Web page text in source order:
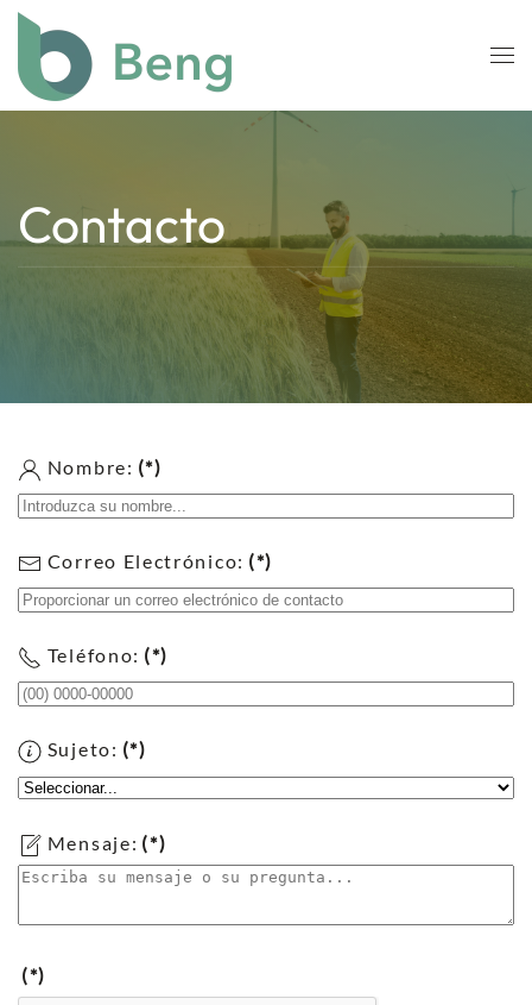
Skip to main content
Contacto
Nombre: (*)
Correo Electrónico: (*)
Teléfono: (*)
Sujeto: (*)
Mensaje: (*)
(*)